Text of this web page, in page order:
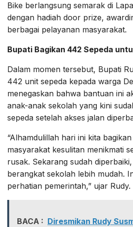
Bike berlangsung semarak di
dengan hadiah door prize,
berbagai pelayanan masyarakat.
Bupati Bagikan 442 Sepeda
Dalam momen tersebut, Bupati
442 unit sepeda kepada warga
menegaskan bahwa bantuan ini
anak-anak sekolah yang kini
sepeda setelah akses jalan
“Alhamdulillah hari ini kita
masyarakat kesulitan menikmati
rusak. Sekarang sudah
berangkat sekolah lebih mudah.
perhatian pemerintah,” ujar Rudy.
BACA : Diresmikan Rudy